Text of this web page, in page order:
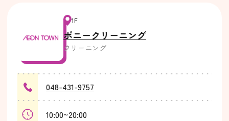
1F
ポニークリーニング
クリーニング
048-431-9757
10:00~20:00